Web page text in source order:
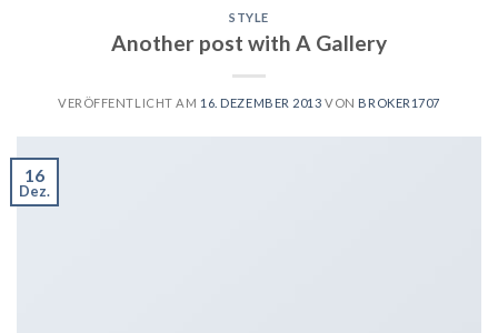
STYLE
Another post with A Gallery
VERÖFFENTLICHT AM 16. DEZEMBER 2013 VON BROKER1707
16
Dez.